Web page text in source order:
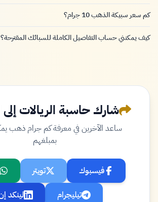
كم سعر سبيكة الذهب 10 جرام؟
كيف يمكنني حساب التفاصيل الكاملة للسبائك المقترحة؟
شارك حاسبة الريالات
ساعد الآخرين في معرفة كم جرام ذهب
بمبلغهم
فيسبوك تويتر
تيليجرام
لينكد